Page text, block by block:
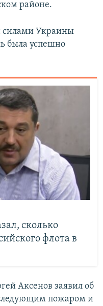
районе.
Украины
была успешно
сколько
флота в
Аксенов заявил об
пожаром и